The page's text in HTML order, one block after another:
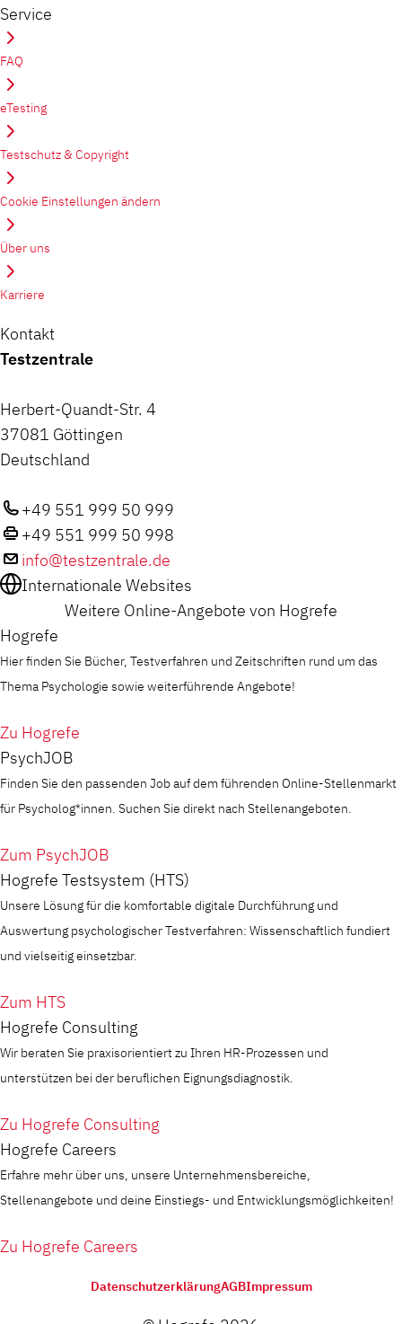
Service
FAQ
eTesting
Testschutz & Copyright
Cookie Einstellungen ändern
Über uns
Karriere
Kontakt
Testzentrale
Herbert-Quandt-Str. 4
37081 Göttingen
Deutschland
+49 551 999 50 999
+49 551 999 50 998
info@testzentrale.de
Internationale Websites
Weitere Online-Angebote von Hogrefe
Hogrefe
Hier finden Sie Bücher, Testverfahren und Zeitschriften rund um das
Thema Psychologie sowie weiterführende Angebote!
Zu Hogrefe
PsychJOB
Finden Sie den passenden Job auf dem führenden Online-Stellenmarkt
für Psycholog*innen. Suchen Sie direkt nach Stellenangeboten.
Zum PsychJOB
Hogrefe Testsystem (HTS)
Unsere Lösung für die komfortable digitale Durchführung und
Auswertung psychologischer Testverfahren: Wissenschaftlich fundiert
und vielseitig einsetzbar.
Zum HTS
Hogrefe Consulting
Wir beraten Sie praxisorientiert zu Ihren HR-Prozessen und
unterstützen bei der beruflichen Eignungsdiagnostik.
Zu Hogrefe Consulting
Hogrefe Careers
Erfahre mehr über uns, unsere Unternehmensbereiche,
Stellenangebote und deine Einstiegs- und Entwicklungsmöglichkeiten!
Zu Hogrefe Careers
DatenschutzerklärungAGBImpressum